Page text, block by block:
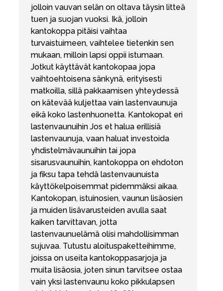
jolloin vauvan selän on oltava täysin litteä
tuen ja suojan vuoksi. Ikä, jolloin
kantokoppa pitäisi vaihtaa
turvaistuimeen, vaihtelee tietenkin sen
mukaan, milloin lapsi oppii istumaan.
Jotkut käyttävät kantokopaa jopa
vaihtoehtoisena sänkynä, erityisesti
matkoilla, sillä pakkaamisen yhteydessä
on kätevää kuljettaa vain lastenvaunuja
eikä koko lastenhuonetta. Kantokopat eri
lastenvaunuihin Jos et halua erillisiä
lastenvaunuja, vaan haluat investoida
yhdistelmävaunuihin tai jopa
sisarusvaunuihin, kantokoppa on ehdoton
ja fiksu tapa tehdä lastenvaunuista
käyttökelpoisemmat pidemmäksi aikaa.
Kantokopan, istuinosien, vaunun lisäosien
ja muiden lisävarusteiden avulla saat
kaiken tarvittavan, jotta
lastenvaunuelämä olisi mahdollisimman
sujuvaa. Tutustu aloituspaketteihimme,
joissa on useita kantokoppasarjoja ja
muita lisäosia, joten sinun tarvitsee ostaa
vain yksi lastenvaunu koko pikkulapsen